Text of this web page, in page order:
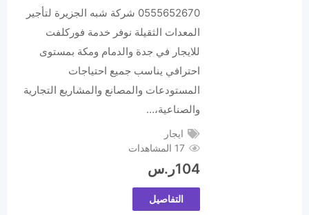
0555652670 شركة شبه الجزيرة لتأجير
المعدات الثقيلة نوفر خدمة فوركلفت
للايجار في جدة والدمام ومكة بمستوى
احترافي يناسب جميع احتياجات
المستودعات والمصانع والمشاريع التجارية
والصناعية،…
ايجار
17 المشاهدات
104ر.س
التفاصيل